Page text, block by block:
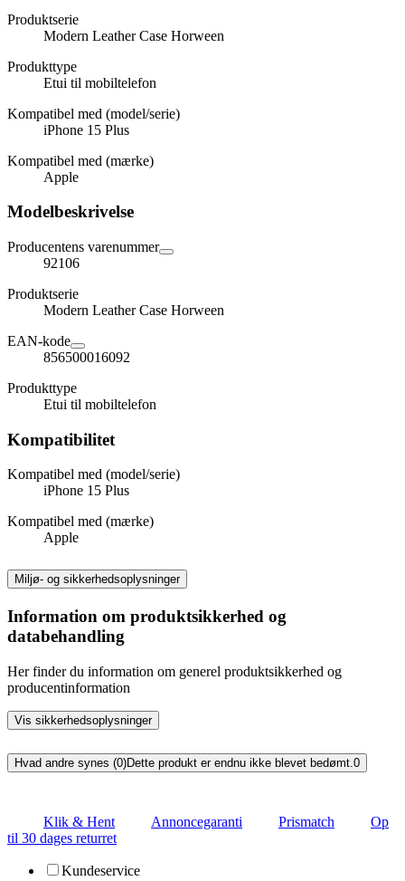
Produktserie
Modern Leather Case Horween
Produkttype
Etui til mobiltelefon
Kompatibel med (model/serie)
iPhone 15 Plus
Kompatibel med (mærke)
Apple
Modelbeskrivelse
Producentens varenummer
92106
Produktserie
Modern Leather Case Horween
EAN-kode
856500016092
Produkttype
Etui til mobiltelefon
Kompatibilitet
Kompatibel med (model/serie)
iPhone 15 Plus
Kompatibel med (mærke)
Apple
Miljø- og sikkerhedsoplysninger
Information om produktsikkerhed og
databehandling
Her finder du information om generel produktsikkerhed og
producentinformation
Vis sikkerhedsoplysninger
Hvad andre synes (0)Dette produkt er endnu ikke blevet bedømt. 0
Klik & Hent Annoncegaranti Prismatch
Op
til 30 dages returret
Kundeservice